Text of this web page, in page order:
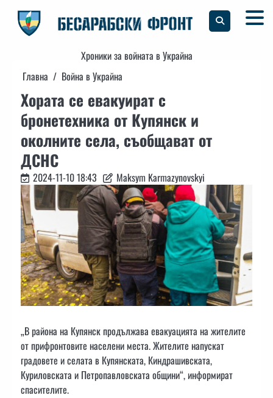
content
Хроники за войната в Украйна
Главна
Война в Украйна
Хората се евакуират с
бронетехника от Купянск и
околните села, съобщават от
ДСНС
2024-11-10 18:43 Maksym Karmazynovskyi
„В района на Купянск продължава евакуацията на жителите
от прифронтовите населени места. Жителите напускат
градовете и селата в Купянската, Киндрашивската,
Куриловската и Петропавловската общини“, информират
спасителите.